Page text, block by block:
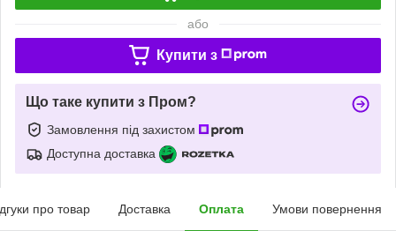
або
Купити з
Що таке купити з Пром?
Замовлення під захистом
Доступна доставка
про товар Доставка Оплата Умови повернення